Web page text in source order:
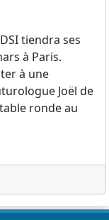
tiendra ses
à Paris.
à une
Joël de
ronde au